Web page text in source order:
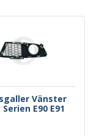
Vänster
Serien E90 E91